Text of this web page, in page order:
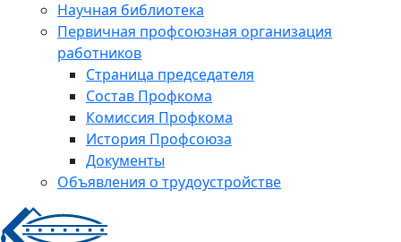
Научная библиотека
Первичная профсоюзная организация
работников
Страница председателя
Состав Профкома
Комиссия Профкома
История Профсоюза
Документы
Объявления о трудоустройстве